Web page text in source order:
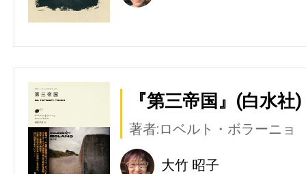
『第三帝国』(白水社)
著者:ロベルト・ボラーニョ
大竹 昭子